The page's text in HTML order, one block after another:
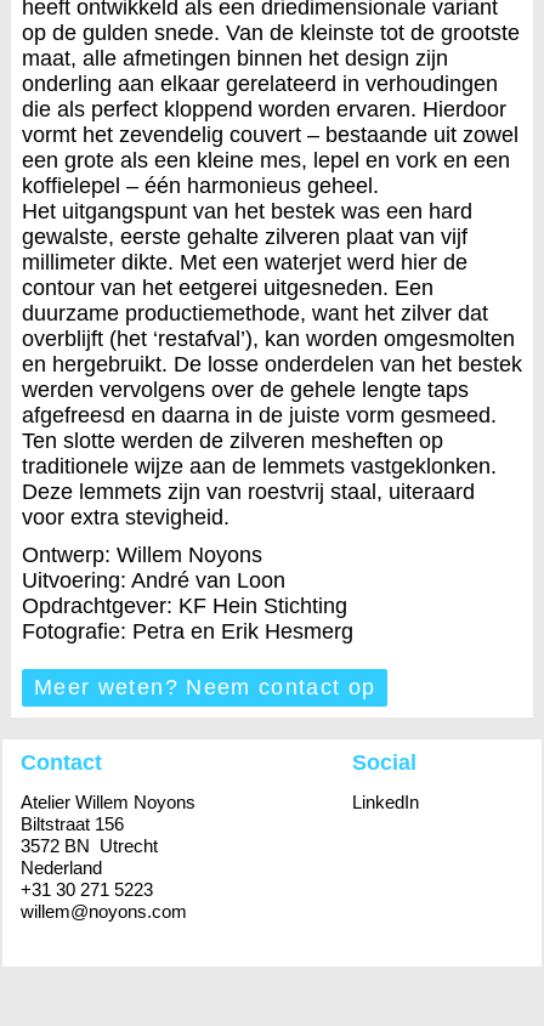
heeft ontwikkeld als een driedimensionale variant
op de gulden snede. Van de kleinste tot de grootste
maat, alle afmetingen binnen het design zijn
onderling aan elkaar gerelateerd in verhoudingen
die als perfect kloppend worden ervaren. Hierdoor
vormt het zevendelig couvert – bestaande uit zowel
een grote als een kleine mes, lepel en vork en een
koffielepel – één harmonieus geheel.
Het uitgangspunt van het bestek was een hard
gewalste, eerste gehalte zilveren plaat van vijf
millimeter dikte. Met een waterjet werd hier de
contour van het eetgerei uitgesneden. Een
duurzame productiemethode, want het zilver dat
overblijft (het ‘restafval’), kan worden omgesmolten
en hergebruikt. De losse onderdelen van het bestek
werden vervolgens over de gehele lengte taps
afgefreesd en daarna in de juiste vorm gesmeed.
Ten slotte werden de zilveren mesheften op
traditionele wijze aan de lemmets vastgeklonken.
Deze lemmets zijn van roestvrij staal, uiteraard
voor extra stevigheid.
Ontwerp: Willem Noyons
Uitvoering: André van Loon
Opdrachtgever: KF Hein Stichting
Fotografie: Petra en Erik Hesmerg
Meer weten? Neem contact op
Contact
Atelier Willem Noyons
Biltstraat 156
3572 BN Utrecht
Nederland
+31 30 271 5223
willem@noyons.com
Social
LinkedIn